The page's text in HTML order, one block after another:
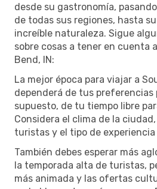
desde su gastronomía,
de todas sus regiones, hasta
increíble naturaleza. Sigue
sobre cosas a tener en cuenta
Bend, IN:
La mejor época para viajar a
dependerá de tus preferencias
supuesto, de tu tiempo libre
Considera el clima de la
turistas y el tipo de experiencia
También debes esperar más
la temporada alta de turistas,
más animada y las ofertas